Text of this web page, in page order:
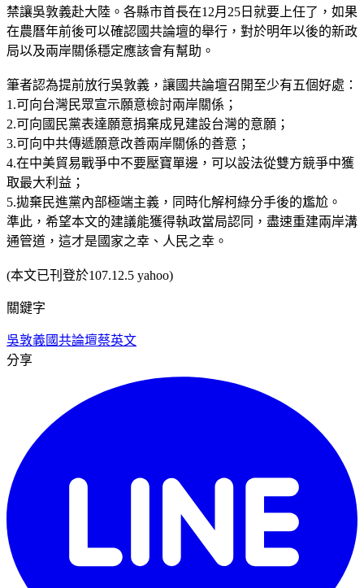
禁讓吳敦義赴大陸。各縣市首長在12月25日就要上任了，如果
在農曆年前後可以確認國共論壇的舉行，對於明年以後的新政
局以及兩岸關係穩定應該會有幫助。
筆者認為提前放行吳敦義，讓國共論壇召開至少有五個好處：
1.可向台灣民眾宣示願意檢討兩岸關係；
2.可向國民黨表達願意捐棄成見建設台灣的意願；
3.可向中共傳遞願意改善兩岸關係的善意；
4.在中美貿易戰爭中不要壓寶單邊，可以設法從雙方競爭中獲
取最大利益；
5.拋棄民進黨內部極端主義，同時化解柯綠分手後的尷尬。
準此，希望本文的建議能獲得執政當局認同，盡速重建兩岸溝
通管道，這才是國家之幸、人民之幸。
(本文已刊登於107.12.5 yahoo)
關鍵字
吳敦義國共論壇蔡英文
分享